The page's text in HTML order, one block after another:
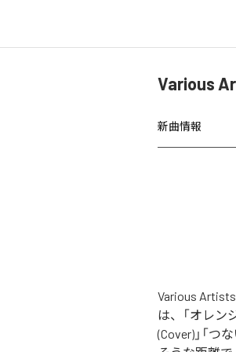
Various
新曲情報
Various
は、「オレン
(Cover)」「つ